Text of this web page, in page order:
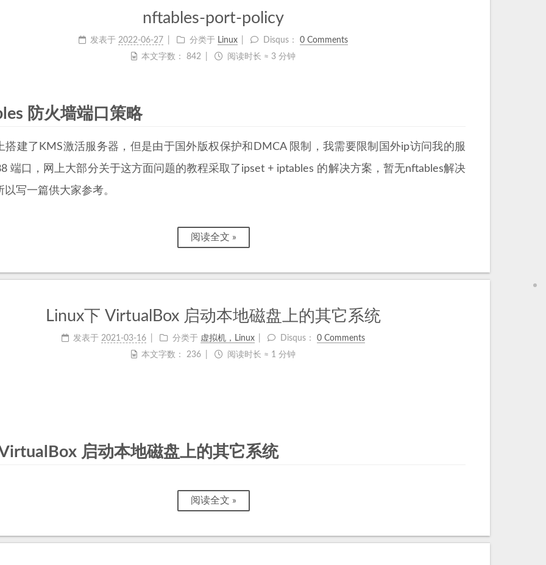
nftables-port-policy
发表于 2022-06-27 分类于 Linux Disqus：
0 Comments
本文字数：
842 阅读时长 ≈ 3 分钟
防火墙端口策略
搭建了KMS激活服务器，但是由于国外版权保护和DMCA 限制，我需要限制国外ip访问我的服
端口，网上大部分关于这方面问题的教程采取了ipset + iptables 的解决方案，暂无nftables解决
以写一篇供大家参考。
阅读全文 »
Linux下 VirtualBox 启动本地磁盘上的其它系统
发表于 2021-03-16 分类于 虚拟机，Linux Disqus：
0 Comments
本文字数：
236 阅读时长 ≈ 1 分钟
启动本地磁盘上的其它系统
阅读全文 »